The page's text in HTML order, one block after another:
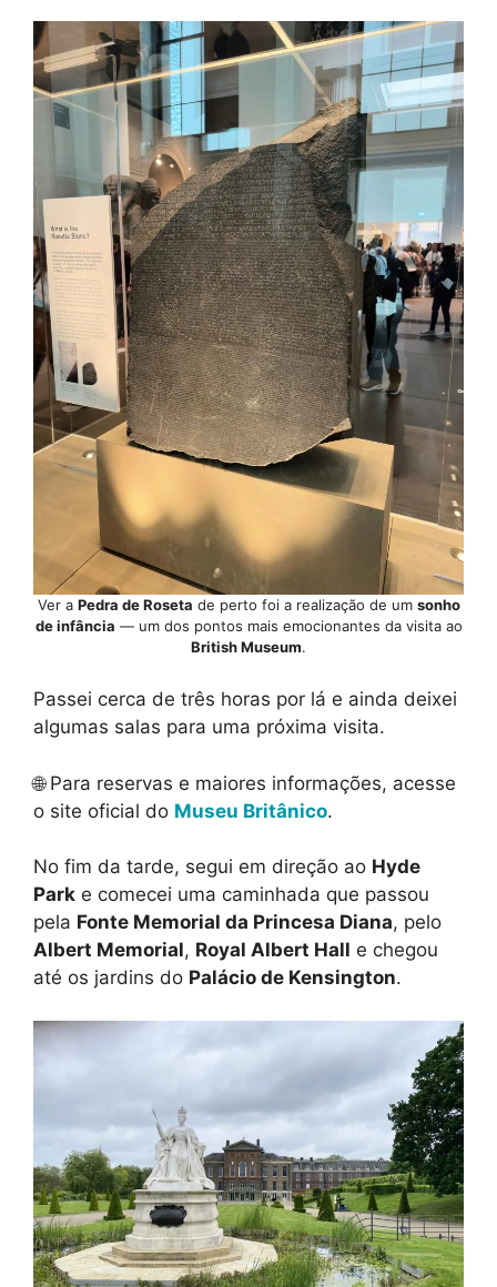
Ver a Pedra de Roseta de perto foi a realização de um sonho
de infância — um dos pontos mais emocionantes da visita ao
British Museum.
Passei cerca de três horas por lá e ainda deixei
algumas salas para uma próxima visita.
🌐 Para reservas e maiores informações, acesse
o site oficial do Museu Britânico.
No fim da tarde, segui em direção ao Hyde
Park e comecei uma caminhada que passou
pela Fonte Memorial da Princesa Diana, pelo
Albert Memorial, Royal Albert Hall e chegou
até os jardins do Palácio de Kensington.